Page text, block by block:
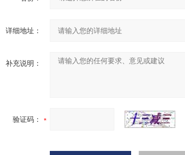
详细地址：
补充说明：
验证码：